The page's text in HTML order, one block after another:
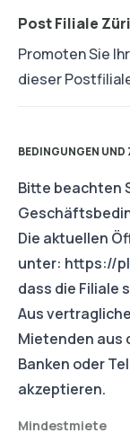
Post Filiale
Promoten Sie
dieser
BEDINGUNGEN
Bitte beachten
Die aktuellen
unter: https://
dass die Filiale
Aus
Mietenden aus
Banken oder
akzeptieren.
Mindestmiete